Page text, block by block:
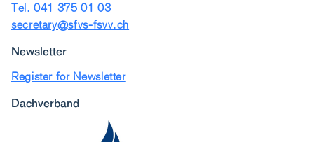
Tel. 041 375 01 03
secretary@sfvs-fsvv.ch
Newsletter
Register for Newsletter
Dachverband